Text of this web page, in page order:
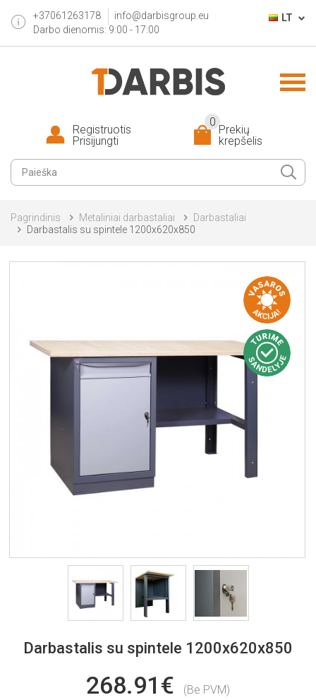
+37061263178
info@darbisgroup.eu
Darbo dienomis: 9:00 - 17:00
LT
Prekių
krepšelis
0
Registruotis
Prisijungti
Pagrindinis Metaliniai darbastaliai
Darbastaliai
Darbastalis su spintele 1200x620x850
Darbastalis su spintele 1200x620x850
268.91€ (Be PVM)